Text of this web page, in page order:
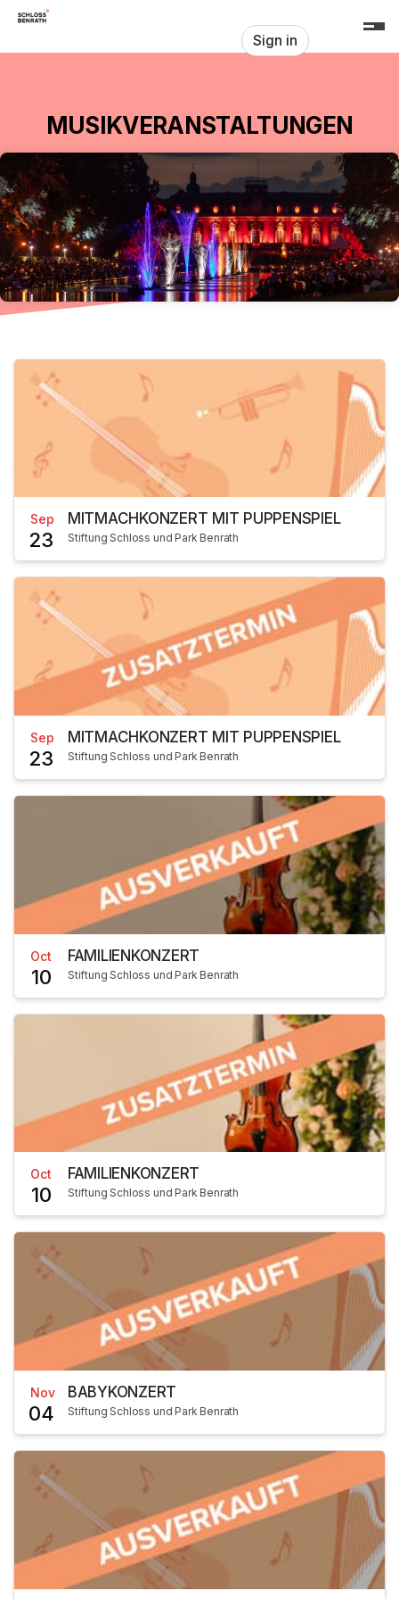
Skip header
Sign in
MUSIKVERANSTALTUNGEN
Sep
23
MITMACHKONZERT MIT PUPPENSPIEL
Stiftung Schloss und Park Benrath
Sep
23
MITMACHKONZERT MIT PUPPENSPIEL
Stiftung Schloss und Park Benrath
Oct
10
FAMILIENKONZERT
Stiftung Schloss und Park Benrath
Oct
10
FAMILIENKONZERT
Stiftung Schloss und Park Benrath
Nov
04
BABYKONZERT
Stiftung Schloss und Park Benrath